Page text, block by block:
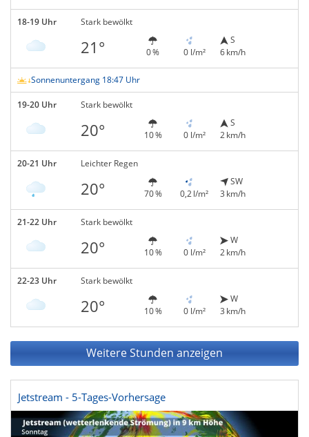
18-19 Uhr Stark bewölkt
21° 0 % 0 l/m²
S
6 km/h
Sonnenuntergang 18:47 Uhr
19-20 Uhr Stark bewölkt
20° 10 % 0 l/m²
S
2 km/h
20-21 Uhr Leichter Regen
20° 70 % 0,2 l/m²
SW
3 km/h
21-22 Uhr Stark bewölkt
20° 10 % 0 l/m²
W
2 km/h
22-23 Uhr Stark bewölkt
20° 10 % 0 l/m²
W
3 km/h
Weitere Stunden anzeigen
Jetstream - 5-Tages-Vorhersage